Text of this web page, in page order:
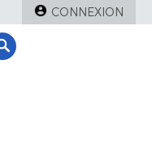
CONNEXION